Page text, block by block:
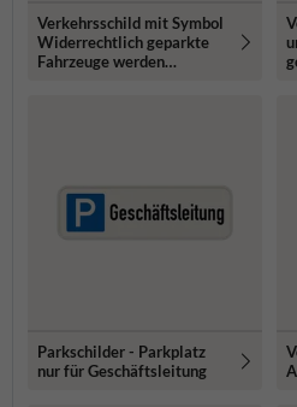
Verkehrsschild mit Symbol
Widerrechtlich geparkte
Fahrzeuge werden
Parkschilder - Parkplatz
nur für Geschäftsleitung